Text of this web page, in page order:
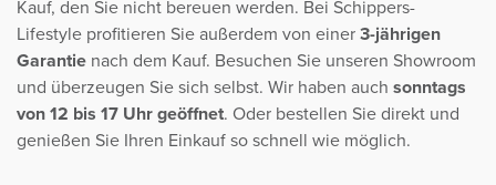
Kauf, den Sie nicht bereuen werden. Bei Schippers-
Lifestyle profitieren Sie außerdem von einer3-jährigen
Garantie nach dem Kauf. Besuchen Sie unseren Showroom
und überzeugen Sie sich selbst. Wir haben auch sonntags
von 12 bis 17 Uhr geöffnet. Oder bestellen Sie direkt und
genießen Sie Ihren Einkauf so schnell wie möglich.